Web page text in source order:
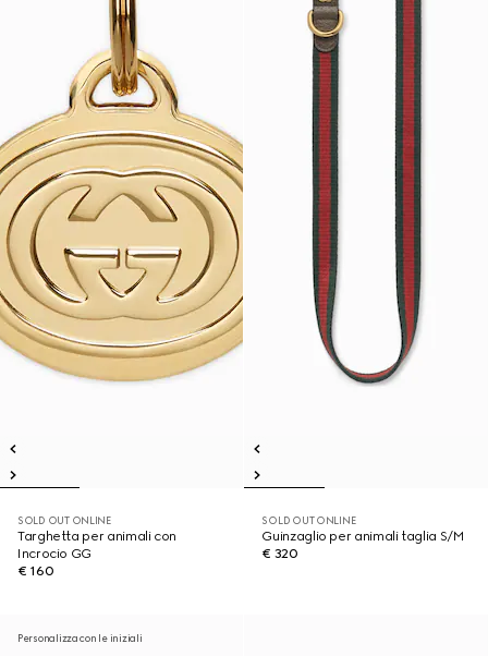
SOLD OUT ONLINE
Targhetta per animali con
Incrocio GG
€ 160
SOLD OUT ONLINE
Guinzaglio per animali taglia S/M
€ 320
Personalizza con le iniziali